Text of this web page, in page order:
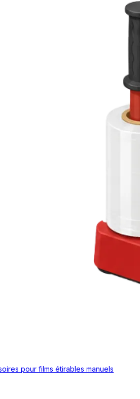
pour films étirables manuels